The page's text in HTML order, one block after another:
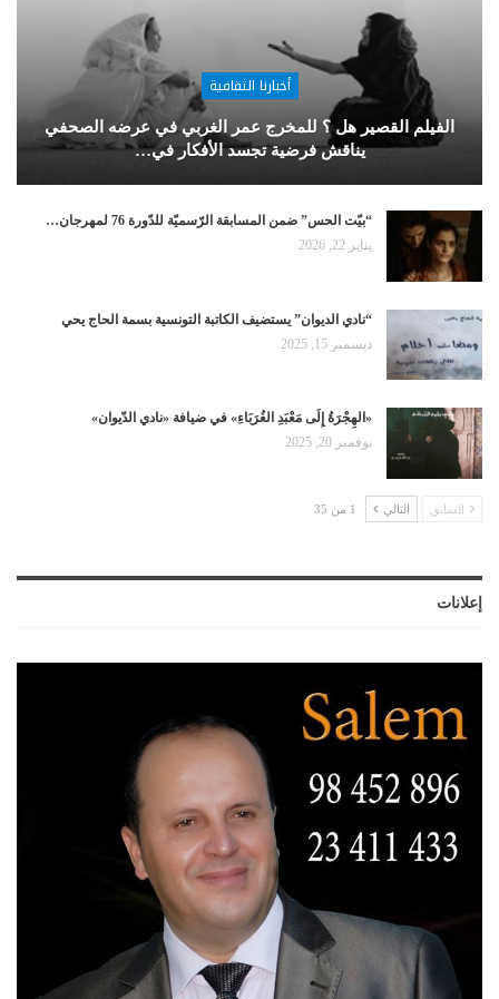
أخبارنا الثقافية
الفيلم القصير هل ؟ للمخرج عمر الغربي في عرضه الصحفي
يناقش فرضية تجسد الأفكار في…
“بيّت الحس” ضمن المسابقة الرّسميّة للدّورة 76 لمهرجان…
يناير 22, 2026
“نادي الديوان” يستضيف الكاتبة التونسية بسمة الحاج يحي
ديسمبر 15, 2025
«الهِجْرَةُ إِلَى مَعْبَدِ الغُرَبَاءِ» في ضيافة «نادي الدّيوان»
نوفمبر 20, 2025
السابق التالي 1 من 35
إعلانات